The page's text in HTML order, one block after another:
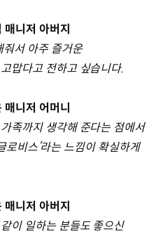
니저 아버지
줘서 아주 즐거운
맙다고 전하고 싶습니다.
니저 어머니
족까지 생각해 준다는 점에서
로비스’라는 느낌이 확실하게
니저 아버지
이 일하는 분들도 좋으신